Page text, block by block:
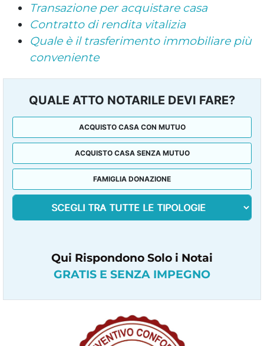
Transazione per acquistare casa
Contratto di rendita vitalizia
Quale è il trasferimento immobiliare più
conveniente
QUALE ATTO NOTARILE DEVI FARE?
ACQUISTO CASA CON MUTUO
ACQUISTO CASA SENZA MUTUO
FAMIGLIA DONAZIONE
Qui Rispondono Solo i Notai
GRATIS E SENZA IMPEGNO